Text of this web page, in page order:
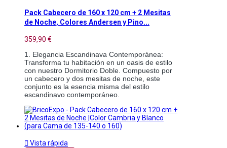
Pack Cabecero de 160 x 120 cm + 2 Mesitas
de Noche, Colores Andersen y Pino...
359,90 €
1. Elegancia Escandinava Contemporánea:
Transforma tu habitación en un oasis de estilo
con nuestro Dormitorio Doble. Compuesto por
un cabecero y dos mesitas de noche, este
conjunto es la esencia misma del estilo
escandinavo contemporáneo.
 Vista rápida